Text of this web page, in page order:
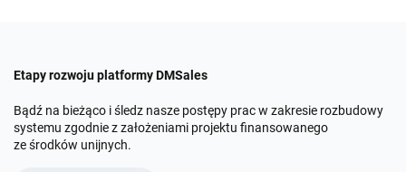
Etapy rozwoju platformy DMSales
Bądź na bieżąco i śledz nasze postępy prac w zakresie rozbudowy
systemu zgodnie z założeniami projektu finansowanego
ze środków unijnych.